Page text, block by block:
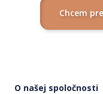
Chcem
O našej spoločnosti